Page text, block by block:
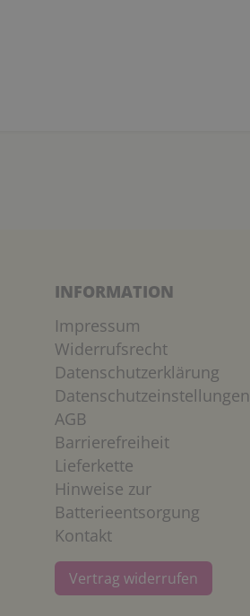
INFORMATION
Impressum
Widerrufsrecht
Datenschutzerklärung
Datenschutzeinstellungen
AGB
Barrierefreiheit
Lieferkette
Hinweise zur
Batterieentsorgung
Kontakt
Vertrag widerrufen